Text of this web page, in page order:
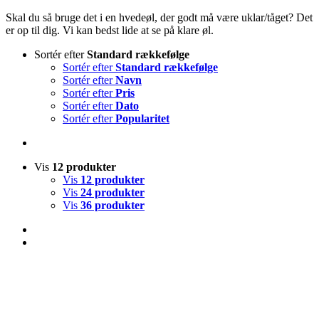
Skal du så bruge det i en hvedeøl, der godt må være uklar/tåget? Det
er op til dig. Vi kan bedst lide at se på klare øl.
Sortér efterStandard rækkefølge
Sortér efterStandard rækkefølge
Sortér efterNavn
Sortér efterPris
Sortér efterDato
Sortér efterPopularitet
Vis 12 produkter
Vis 12 produkter
Vis 24 produkter
Vis 36 produkter